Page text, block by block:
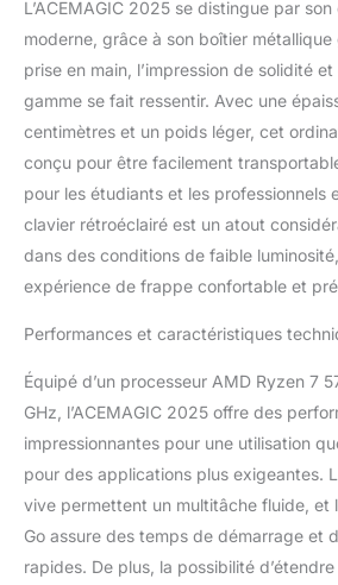
fonctionnement plus intelligent
programmes de bureau, d'un
et d'une lecture d'une variété
grande échelle, tout en
du travail ! Mémoire suffisante
64 Go RAM 512 Go, M.2 2280
PCIE3.0, extensible jusqu'à 4
ordinateurs portables sont
extensible jusqu'à 64 Go et
M.2, extensible jusqu'à 4 To,
compatibles Avec PCIe3.0,
efficace, bénéficiant d'une
transmission de données
【Clavier rétroéclairé】 Le
ajoute une touche de magie
l'obscurité, offrant une
précise et un look élégant et
【Trois modes d'alimentation
personnalisables】 En mode
L’ACEMAGIC 2025 se distingue par
moderne, grâce à son boîtier métallique
prise en main, l’impression de solidité
gamme se fait ressentir. Avec une
centimètres et un poids léger, cet
conçu pour être facilement
pour les étudiants et les professionnels
clavier rétroéclairé est un atout
dans des conditions de faible
expérience de frappe confortable et
Performances et caractéristiques
Équipé d’un processeur AMD Ryzen 7
GHz, l’ACEMAGIC 2025 offre des
impressionnantes pour une utilisation
pour des applications plus exigeantes.
vive permettent un multitâche fluide, et
Go assure des temps de démarrage et
rapides. De plus, la possibilité